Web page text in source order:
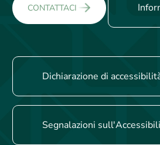
CONTATTACI
Dichiarazione di
Segnalazioni